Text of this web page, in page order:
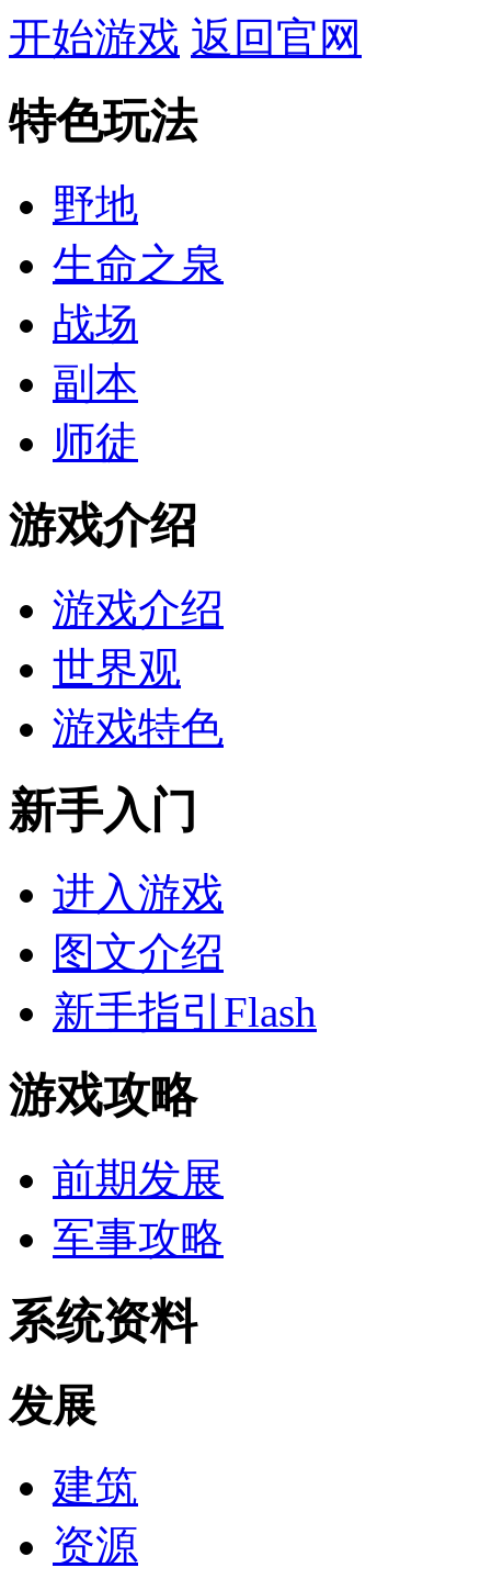
开始游戏 返回官网
特色玩法
野地
生命之泉
战场
副本
师徒
游戏介绍
游戏介绍
世界观
游戏特色
新手入门
进入游戏
图文介绍
新手指引Flash
游戏攻略
前期发展
军事攻略
系统资料
发展
建筑
资源